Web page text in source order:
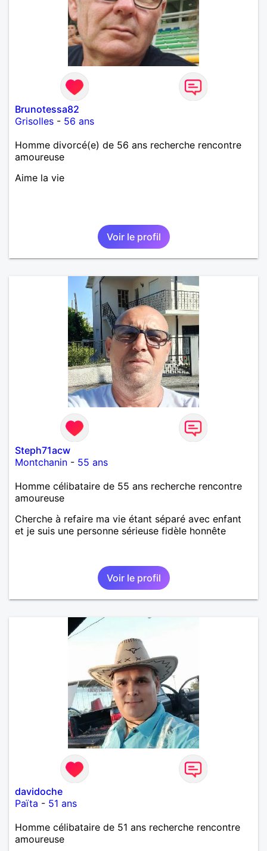
Brunotessa82
Grisolles - 56 ans
Homme divorcé(e) de 56 ans recherche rencontre
amoureuse
Aime la vie
Voir le profil
Steph71acw
Montchanin - 55 ans
Homme célibataire de 55 ans recherche rencontre
amoureuse
Cherche à refaire ma vie étant séparé avec enfant
et je suis une personne sérieuse fidèle honnête
Voir le profil
davidoche
Païta - 51 ans
Homme célibataire de 51 ans recherche rencontre
amoureuse